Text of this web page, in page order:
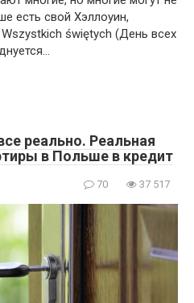
есть свой Хэллоуин,
świętych (День всех
реально. Реальная
в Польше в кредит
70 37 517